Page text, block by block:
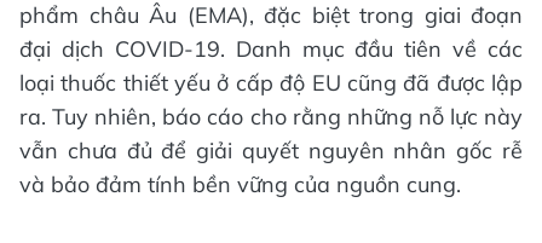
phẩm châu Âu (EMA), đặc biệt trong giai đoạn
đại dịch COVID-19. Danh mục đầu tiên về các
loại thuốc thiết yếu ở cấp độ EU cũng đã được lập
ra. Tuy nhiên, báo cáo cho rằng những nỗ lực này
vẫn chưa đủ để giải quyết nguyên nhân gốc rễ
và bảo đảm tính bền vững của nguồn cung.